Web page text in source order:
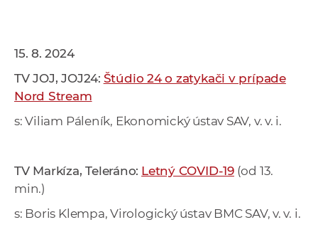
15. 8. 2024
TV JOJ, JOJ24: Štúdio 24 o zatykači v prípade
Nord Stream
s: Viliam Páleník, Ekonomický ústav SAV, v. v. i.
TV Markíza, Teleráno: Letný COVID-19(od 13.
min.)
s: Boris Klempa, Virologický ústav BMC SAV, v. v. i.